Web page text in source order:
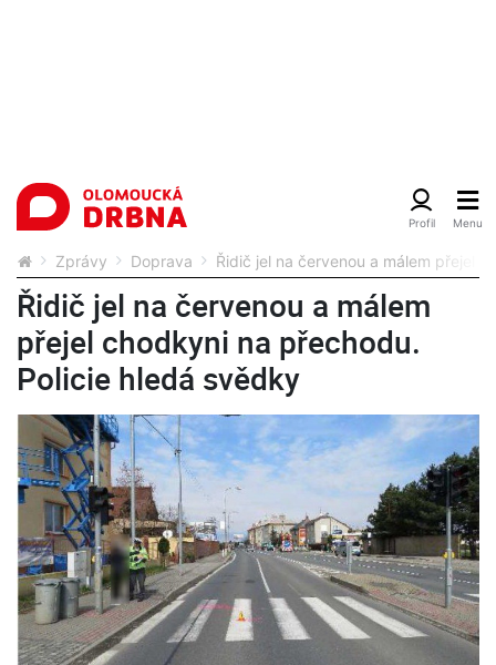
Zprávy Doprava Řidič jel na červenou a málem přejel
Řidič jel na červenou a málem
přejel chodkyni na přechodu.
Policie hledá svědky